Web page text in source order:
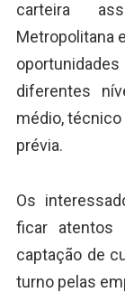
carteira
Metropolitana
diferentes
médio,
prévia.
Os
ficar atentos
captação de
turno pelas